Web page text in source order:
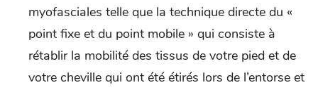
myofasciales telle que la technique directe du «
point fixe et du point mobile » qui consiste à
rétablir la mobilité des tissus de votre pied et de
votre cheville qui ont été étirés lors de l’entorse et